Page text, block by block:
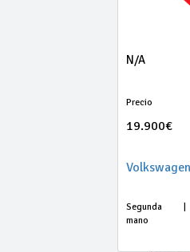
N/A
Precio
19.900€
Segunda
mano